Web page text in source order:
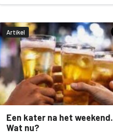
Artikel
Een kater na het weekend.
Wat nu?